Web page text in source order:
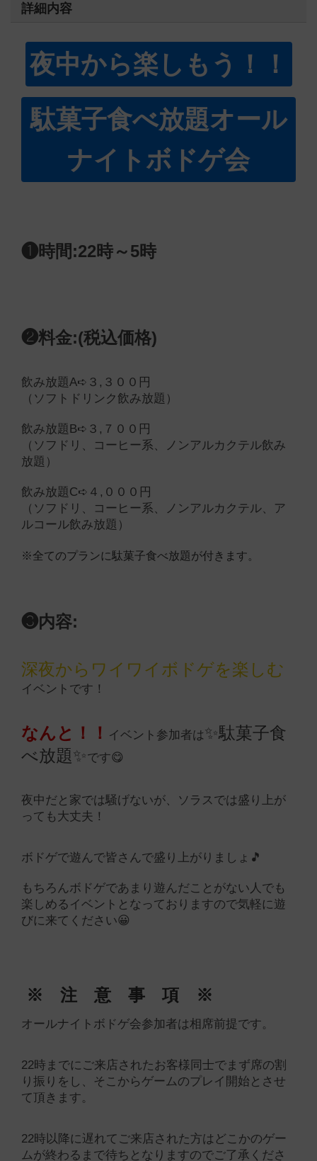
詳細内容
夜中から楽しもう！！
駄菓子食べ放題オール
ナイトボドゲ会
❶時間:22時～5時
❷料金:(税込価格)
飲み放題A➪３,３００円
（ソフトドリンク飲み放題）
飲み放題B➪３,７００円
（ソフドリ、コーヒー系、ノンアルカクテル飲み
放題）
飲み放題C➪４,０００円
（ソフドリ、コーヒー系、ノンアルカクテル、ア
ルコール飲み放題）
※全てのプランに駄菓子食べ放題が付きます。
❸内容:
深夜からワイワイボドゲを楽しむ
イベントです！
なんと！！ イベント参加者は✨駄菓子食
べ放題✨ です😋
夜中だと家では騒げないが、ソラスでは盛り上が
っても大丈夫！
ボドゲで遊んで皆さんで盛り上がりましょ🎵
もちろんボドゲであまり遊んだことがない人でも
楽しめるイベントとなっておりますので気軽に遊
びに来てください😀
※ 注 意 事 項 ※
オールナイトボドゲ会参加者は相席前提です。
22時までにご来店されたお客様同士でまず席の割
り振りをし、そこからゲームのプレイ開始とさせ
て頂きます。
22時以降に遅れてご来店された方はどこかのゲー
ムが終わるまで待ちとなりますのでご了承くださ